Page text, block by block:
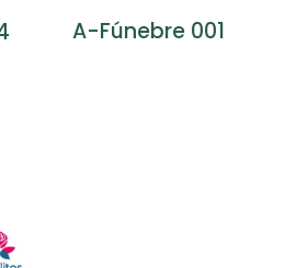
A-Fúnebre 001